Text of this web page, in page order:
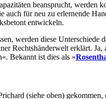
beansprucht,
für neu zu erlernende
entwickeln.
werden diese
Rechtshänderwelt erklärt.
Bekannt ist dies als »
(siehe oben)